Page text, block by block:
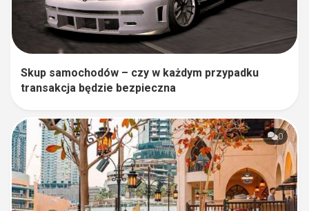
Skup samochodów – czy w każdym przypadku
transakcja będzie bezpieczna
0